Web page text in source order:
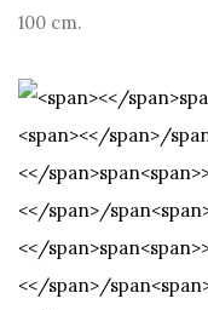
100 cm.